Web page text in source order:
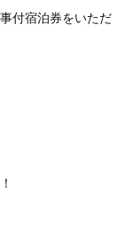
付宿泊券をいただ